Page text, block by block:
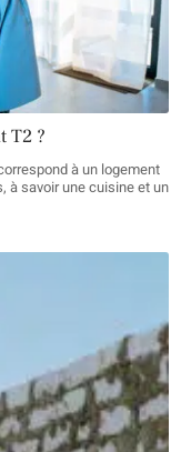
T2 ?
à un logement
à savoir une cuisine et un